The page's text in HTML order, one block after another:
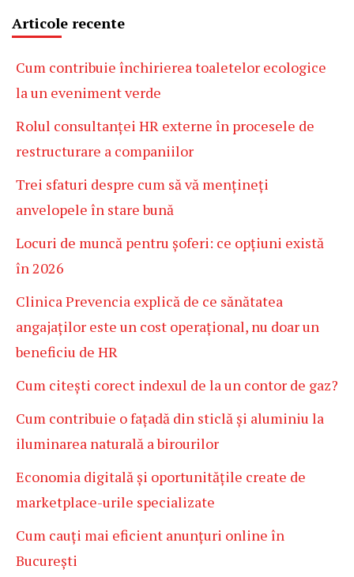
Articole recente
Cum contribuie închirierea toaletelor ecologice
la un eveniment verde
Rolul consultanței HR externe în procesele de
restructurare a companiilor
Trei sfaturi despre cum să vă mențineți
anvelopele în stare bună
Locuri de muncă pentru șoferi: ce opțiuni există
în 2026
Clinica Prevencia explică de ce sănătatea
angajaților este un cost operațional, nu doar un
beneficiu de HR
Cum citești corect indexul de la un contor de gaz?
Cum contribuie o fațadă din sticlă și aluminiu la
iluminarea naturală a birourilor
Economia digitală și oportunitățile create de
marketplace-urile specializate
Cum cauți mai eficient anunțuri online în
București